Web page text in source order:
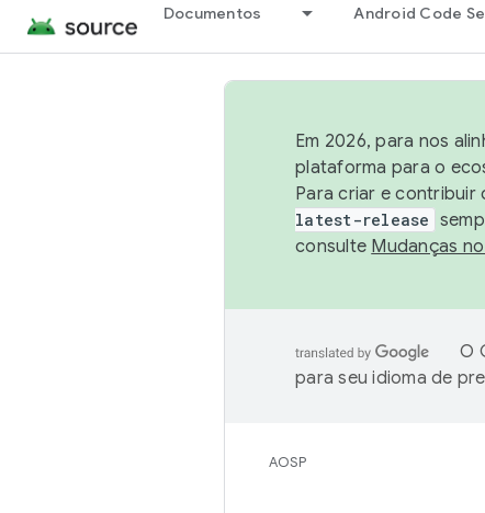
Documentos Android Code
Em 2026, para nos
plataforma para o
Para criar e contribuir
latest-release
consulte Mudanças no
O
para seu idioma de
AOSP